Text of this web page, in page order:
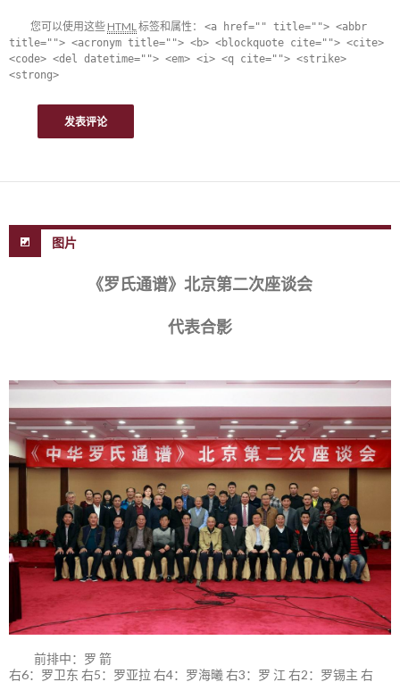
您可以使用这些 HTML标签和属性： <a href="" title=""> <abbr
title=""> <acronym title=""> <b> <blockquote cite=""> <cite>
<code> <del datetime=""> <em> <i> <q cite=""> <strike>
<strong>
图片
《罗氏通谱》北京第二次座谈会
代表合影
前排中：罗 箭
右6：罗卫东 右5：罗亚拉 右4：罗海曦 右3：罗 江 右2：罗锡主 右